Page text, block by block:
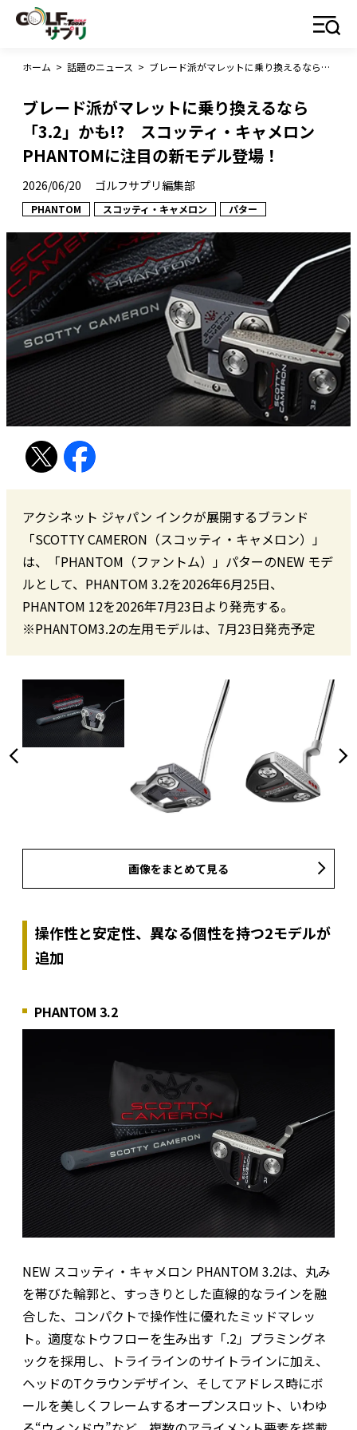
ホーム > 話題のニュース > ブレード派がマレットに乗り換えるなら「3.2」かも!? スコッティ・キャメロンPHANTOMに注目の新モデル登場！
ブレード派がマレットに乗り換えるなら
「3.2」かも!? スコッティ・キャメロン
PHANTOMに注目の新モデル登場！
2026/06/20 ゴルフサプリ編集部
PHANTOM スコッティ・キャメロン パター
アクシネット ジャパン インクが展開するブランド
「SCOTTY CAMERON（スコッティ・キャメロン）」
は、「PHANTOM（ファントム）」パターのNEW モデ
ルとして、PHANTOM 3.2を2026年6月25日、
PHANTOM 12を2026年7月23日より発売する。
※PHANTOM3.2の左用モデルは、7月23日発売予定
画像をまとめて見る
操作性と安定性、異なる個性を持つ2モデルが
追加
PHANTOM 3.2
NEW スコッティ・キャメロン PHANTOM 3.2は、丸み
を帯びた輪郭と、すっきりとした直線的なラインを融
合した、コンパクトで操作性に優れたミッドマレッ
ト。適度なトウフローを生み出す「.2」プラミングネ
ックを採用し、トライラインのサイトラインに加え、
ヘッドのTクラウンデザイン、そしてアドレス時にボ
ールを美しくフレームするオープンスロット、いわゆ